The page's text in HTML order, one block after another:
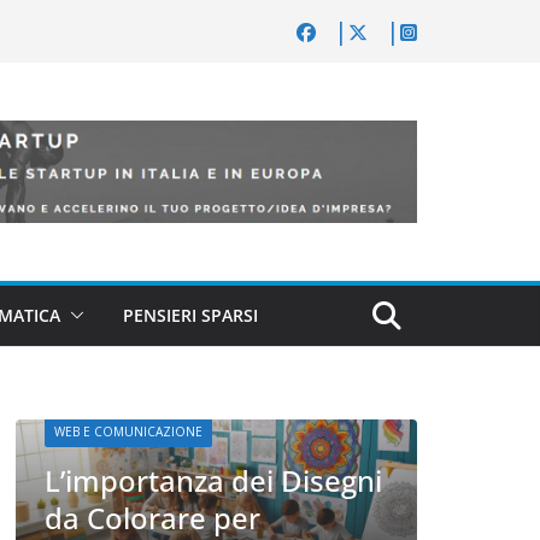
PENSIERI SPARSI
WEB E COMUNICAZIONE